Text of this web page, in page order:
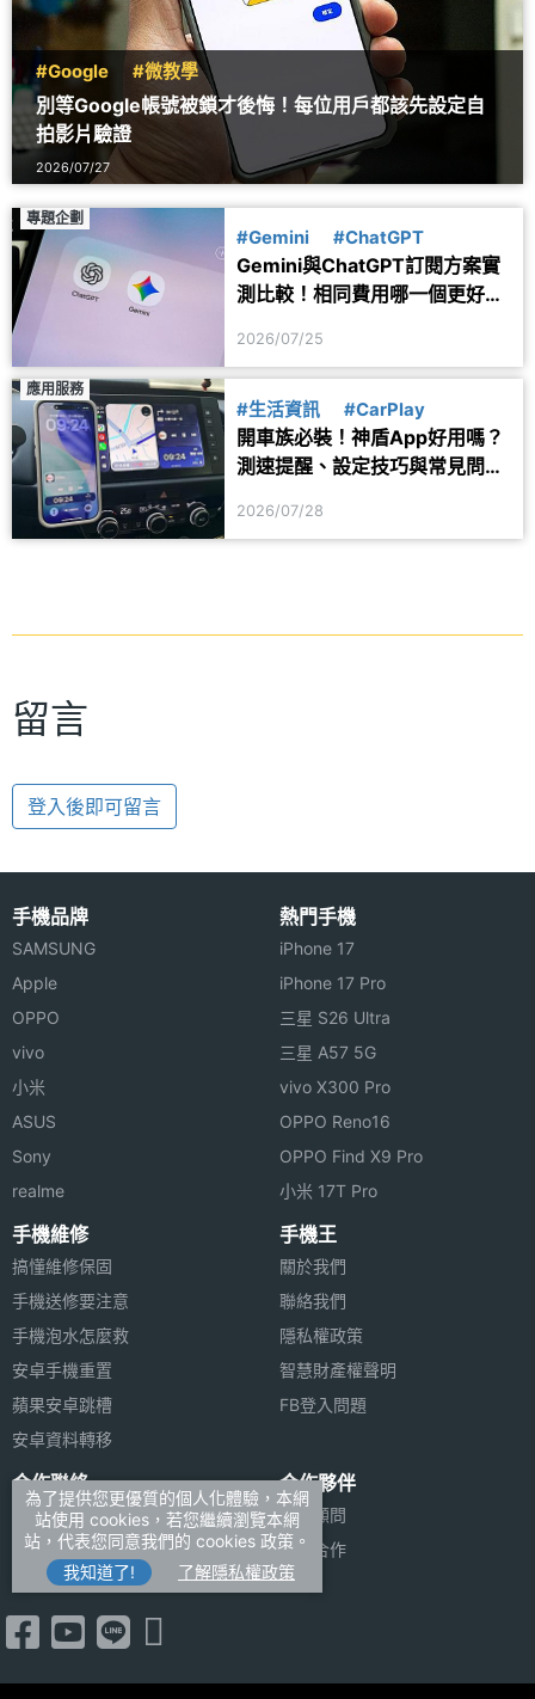
#Google #微教學
別等Google帳號被鎖才後悔！每位用戶都該先設定自
拍影片驗證
2026/07/27
專題企劃
#Gemini #ChatGPT
Gemini與ChatGPT訂閱方案實
測比較！相同費用哪一個更好
2026/07/25
應用服務
#生活資訊 #CarPlay
開車族必裝！神盾App好用嗎？
測速提醒、設定技巧與常見問題
2026/07/28
留言
登入後即可留言
手機品牌
SAMSUNG
Apple
OPPO
vivo
小米
ASUS
Sony
realme
熱門手機
iPhone 17
iPhone 17 Pro
三星 S26 Ultra
三星 A57 5G
vivo X300 Pro
OPPO Reno16
OPPO Find X9 Pro
小米 17T Pro
手機維修
搞懂維修保固
手機送修要注意
手機泡水怎麼救
安卓手機重置
蘋果安卓跳槽
安卓資料轉移
手機王
關於我們
聯絡我們
隱私權政策
智慧財產權聲明
FB登入問題
合作聯絡
廣告刊登
加入商店報價
新聞聯絡
合作夥伴
法律顧問
媒體合作
為了提供您更優質的個人化體驗，本網
站使用 cookies，若您繼續瀏覽本網
站，代表您同意我們的 cookies 政策。
我知道了!
了解隱私權政策